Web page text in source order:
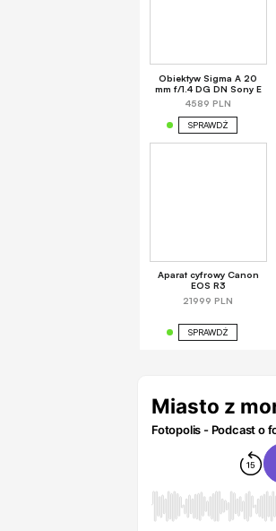
Obiektyw Sigma A 20
mm f/1.4 DG DN Sony E
4589 PLN
SPRAWDŹ
Aparat cyfrowy Canon
EOS R3
21999 PLN
SPRAWDŹ